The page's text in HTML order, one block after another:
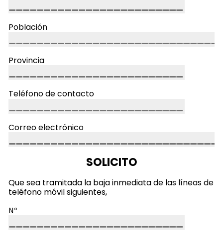
Población
Provincia
Teléfono de contacto
Correo electrónico
SOLICITO
Que sea tramitada la baja inmediata de las líneas de
teléfono móvil siguientes,
Nº